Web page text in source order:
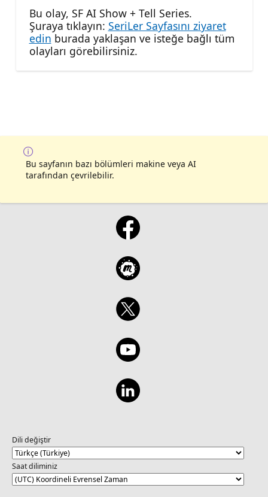
Bu olay, SF AI Show + Tell Series.
Şuraya tıklayın: SeriLer Sayfasını ziyaret
edin burada yaklaşan ve isteğe bağlı tüm
olayları görebilirsiniz.
Bu sayfanın bazı bölümleri makine veya AI
tarafından çevrilebilir.
Dili değiştir
Saat diliminiz